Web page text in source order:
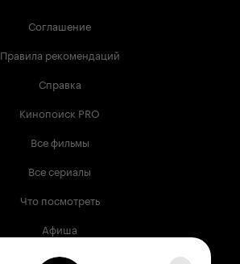
Соглашение
Правила рекомендаций
Справка
Кинопоиск PRO
Все фильмы
Все сериалы
Что посмотреть
Афиша
Музыка